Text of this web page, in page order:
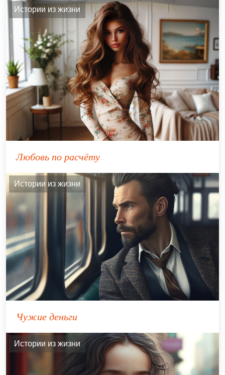
Истории из жизни
Любовь по расчёту
Истории из жизни
Чужие деньги
Истории из жизни